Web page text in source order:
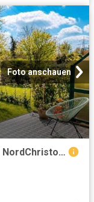
Foto anschauen
2 Zimmer Gartenwohnung+EBK, Uni NordChristophstr